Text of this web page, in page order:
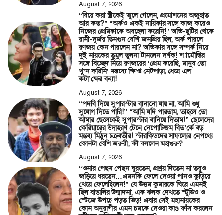
August 7, 2026
“বিয়ে করা স্ত্রীকেই ভুলে গেলেন, প্রমোশনের অজুহাত
আর কত?” “অর্কও একই নায়িকার সঙ্গে কাজ করেও
নিজের প্রেমিকাকে অবহেলা করেনি!” অভি-ছুটির থেকে
রানী-দূর্জয় তিনগুন বেশি জনপ্রিয় ছিল, অর্ক পারলে
রণজয় কেন পারলেন না? অভিকার সঙ্গে সম্পর্ক নিয়ে
দুই নায়কের তুমুল তুলনা টানলেন দর্শক! শ্যামৌপ্তির
সঙ্গে বিচ্ছেদ নিয়ে রণজয়ের ‘প্রেম করেছি, মানুষ তো
খু’ন করিনি’ মন্তব্যে ক্ষি’প্ত নেটপাড়া, ধেয়ে এল
কটা’ক্ষের বন্যা!
August 7, 2026
“পদবি দিয়ে সুপারস্টার বানানো যায় না, আমি শুধু
সুযোগ দিতে পারি!” “আমি যদি পারতাম, তাহলে তো
আমার ছেলেকেই সুপারস্টার বানিয়ে দিতাম!” ছেলেদের
কেরিয়ারের উদাহরণ টেনে নেপোটিজম বিত’র্কে বড়
মন্তব্য মিঠুন চক্রবর্তীর! স্টারকিডদের সাফল্যের নেপথ্যে
কোনটা বেশি জরুরী, কী বললেন মহাগুরু?
August 7, 2026
“ওনার পেছন পেছন ঘুরতেন, প্রশ্রয় দিতেন না তবুও
জড়িয়ে ধরতেন…এমনকি ফেলে দেওয়া পানও কুড়িয়ে
খেয়ে ফেলেছিলেন!” যে উত্তম কুমারকে ঘিরে এমনই
ছিল বাঙালির উন্মাদনা, এক ঝলক দেখতে স্টুডিও ও
স্টেজে উপচে পড়ত ভিড়! এবার সেই মহানায়কের
কোন অনুরাগীর এমন চমকে দেওয়া কাণ্ড ফাঁস করলেন